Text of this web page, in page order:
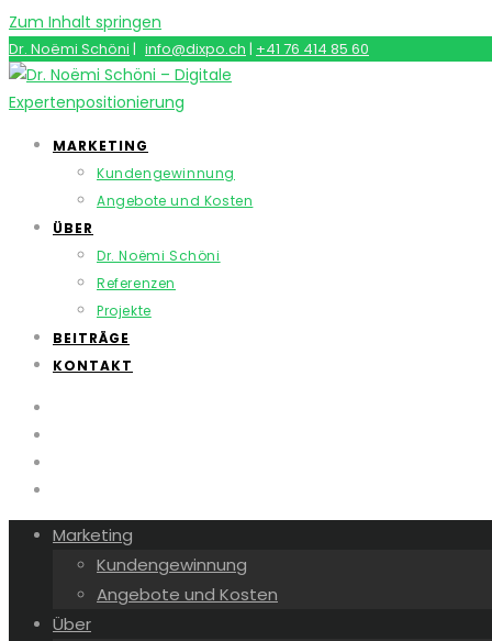
Zum Inhalt springen
Dr. Noëmi Schöni | info@dixpo.ch | +41 76 414 85 60
MARKETING
Kundengewinnung
Angebote und Kosten
ÜBER
Dr. Noëmi Schöni
Referenzen
Projekte
BEITRÄGE
KONTAKT
Marketing
Kundengewinnung
Angebote und Kosten
Über